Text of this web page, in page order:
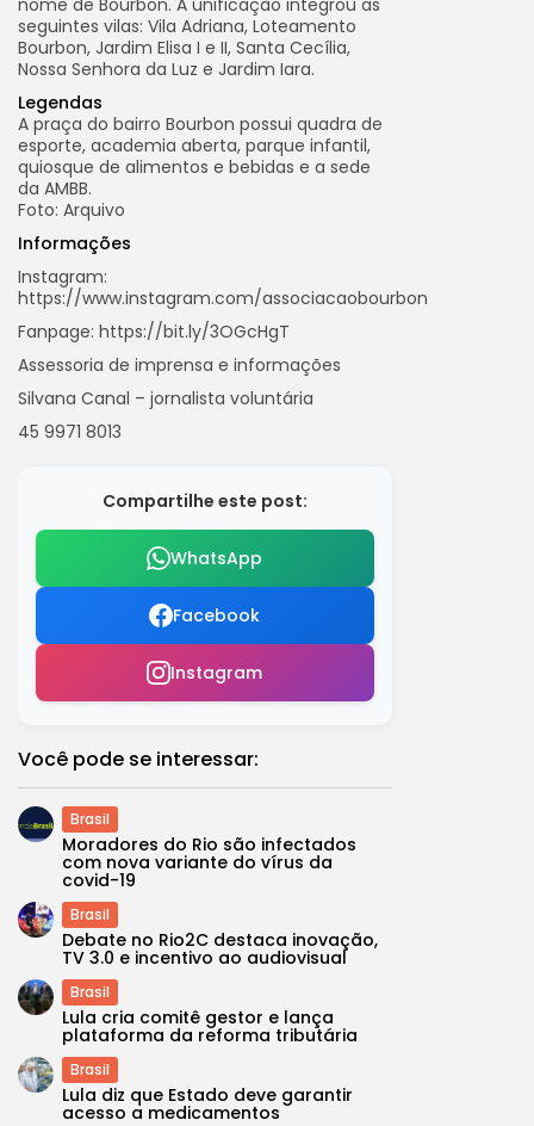
seguintes vilas: Vila Adriana, Loteamento
Bourbon, Jardim Elisa I e II, Santa Cecília,
Nossa Senhora da Luz e Jardim Iara.
Legendas
A praça do bairro Bourbon possui quadra de
esporte, academia aberta, parque infantil,
quiosque de alimentos e bebidas e a sede
da AMBB.
Foto: Arquivo
Informações
Instagram:
https://www.instagram.com/associacaobourbon
Fanpage: https://bit.ly/3OGcHgT
Assessoria de imprensa e informações
Silvana Canal – jornalista voluntária
45 9971 8013
Compartilhe este post:
WhatsApp
Facebook
Instagram
Você pode se interessar:
Brasil
Moradores do Rio são infectados
com nova variante do vírus da
covid-19
Brasil
Debate no Rio2C destaca inovação,
TV 3.0 e incentivo ao audiovisual
Brasil
Lula cria comitê gestor e lança
plataforma da reforma tributária
Brasil
Lula diz que Estado deve garantir
acesso a medicamentos